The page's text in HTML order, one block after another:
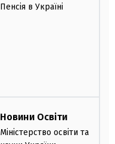
Пенсія в Україні
Новини Освіти
Міністерство освіти та